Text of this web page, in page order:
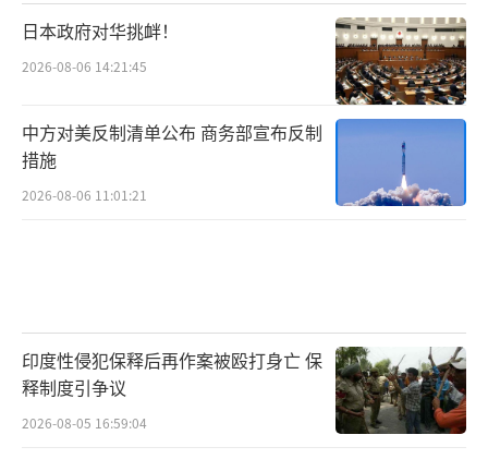
日本政府对华挑衅！
2026-08-06 14:21:45
中方对美反制清单公布 商务部宣布反制
措施
2026-08-06 11:01:21
印度性侵犯保释后再作案被殴打身亡 保
释制度引争议
2026-08-05 16:59:04